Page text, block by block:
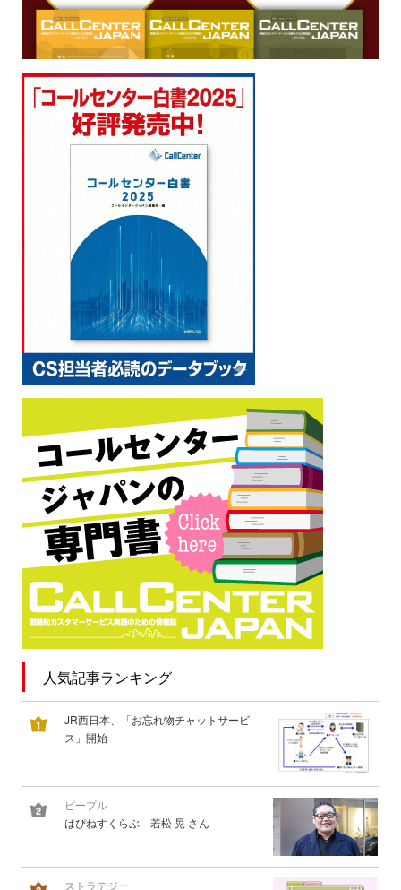
人気記事ランキング
JR西日本、「お忘れ物チャットサービ
ス」開始
ピープル
はぴねすくらぶ 若松 晃 さん
ストラテジー